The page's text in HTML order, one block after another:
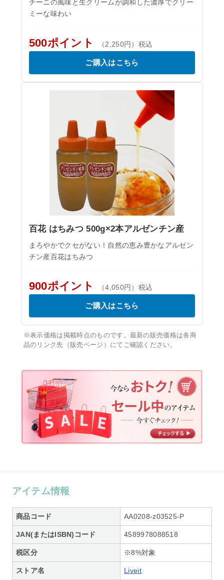
チーニの風味と生クリームが調和した濃厚でクリー
ミーな味わい
500ポイント （2,250円）税込
ご購入はこちら
百花 はちみつ 500g×2本アルゼンチン産
まろやかでクセがない！自然の恵み豊かなアルゼン
チン産百花はちみつ
900ポイント （4,050円）税込
ご購入はこちら
※表示価格は掲載時点のものです。最新の販売価格は各商
品のリンク先（販売ページ）にてご確認ください。
アイテム情報
商品コード AA0208-z03525-P
JAN(またはISBN)コード 4589978088518
税区分 ※8%対象
ストア名 Liveit